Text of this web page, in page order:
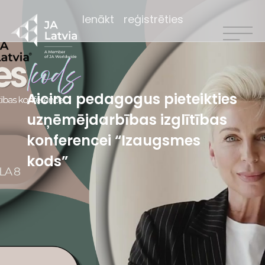
Ienākt reģistrēties
Aicina pedagogus pieteikties
uzņēmējdarbības izglītības
konferencei “Izaugsmes
kods”